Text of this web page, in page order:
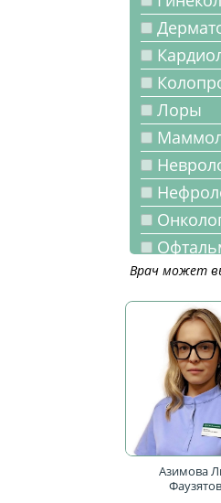
Лоры
хирурги
Врач может
Азимова